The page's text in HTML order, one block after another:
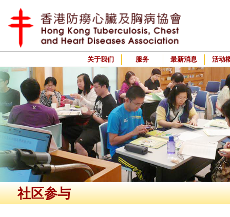
关于我们 服务 最新消息 活动
社区参与